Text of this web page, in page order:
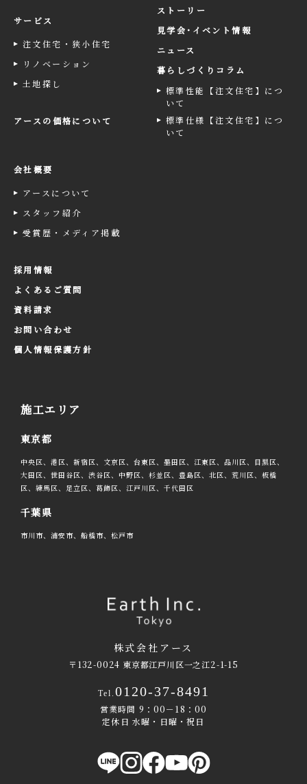
サービス
注文住宅・狭小住宅
リノベーション
土地探し
アースの価格について
ストーリー
見学会･イベント情報
ニュース
暮らしづくりコラム
標準性能【注文住宅】につ
いて
標準仕様【注文住宅】につ
いて
会社概要
アースについて
スタッフ紹介
受賞歴・メディア掲載
採用情報
よくあるご質問
資料請求
お問い合わせ
個人情報保護方針
施工エリア
東京都
中央区、港区、新宿区、文京区、台東区、墨田区、江東区、品川区、目黒区、
大田区、世田谷区、渋谷区、中野区、杉並区、豊島区、北区、荒川区、板橋
区、練馬区、足立区、葛飾区、江戸川区、千代田区
千葉県
市川市、浦安市、船橋市、松戸市
株式会社アース
〒132-0024 東京都江戸川区一之江2-1-15
Tel. 0120-37-8491
営業時間 9：00－18：00
定休日 水曜・日曜・祝日